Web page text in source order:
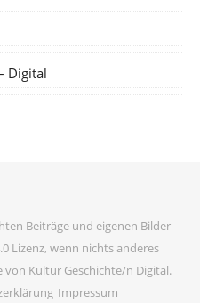
Digital
Beiträge und eigenen Bilder
Lizenz, wenn nichts anderes
von Kultur Geschichte/n Digital.
Impressum